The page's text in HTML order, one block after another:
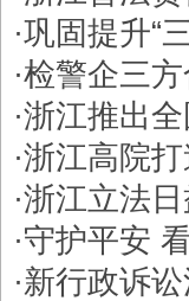
·巩固提升“
·检警企三
·浙江推出全
·浙江高院
·浙江立法
·守护平安
·新行政诉